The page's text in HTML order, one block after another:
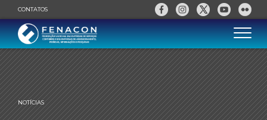
CONTATOS
NOTÍCIAS